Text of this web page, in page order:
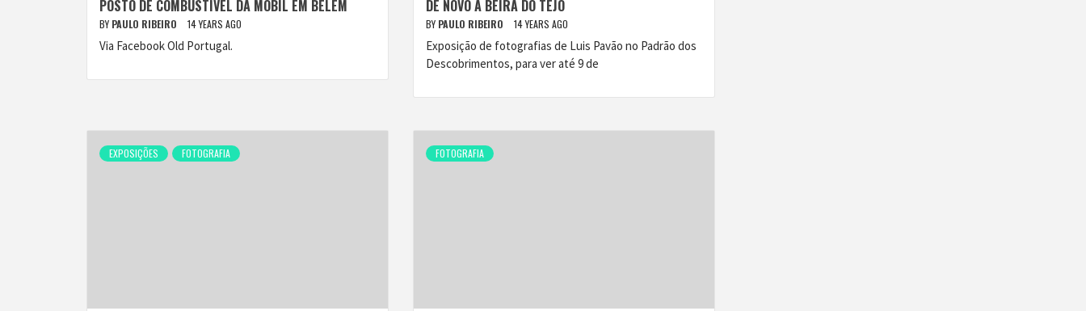
POSTO DE COMBUSTÍVEL DA MOBIL EM BELÉM
BY PAULO RIBEIRO 14 YEARS AGO
Via Facebook Old Portugal.
DE NOVO À BEIRA DO TEJO
BY PAULO RIBEIRO 14 YEARS AGO
Exposição de fotografias de Luis Pavão no Padrão dos
Descobrimentos, para ver até 9 de
EXPOSIÇÕES FOTOGRAFIA FOTOGRAFIA